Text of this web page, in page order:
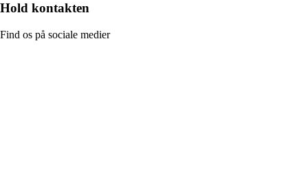
Hold kontakten
Find os på sociale medier